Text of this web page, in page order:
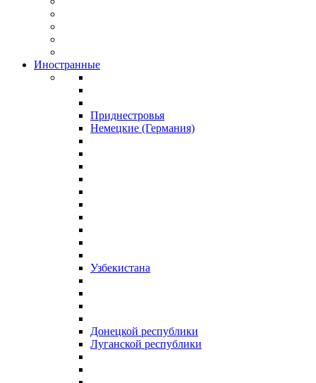
Иностранные
Приднестровья
Немецкие (Германия)
Узбекистана
Донецкой республики
Луганской республики